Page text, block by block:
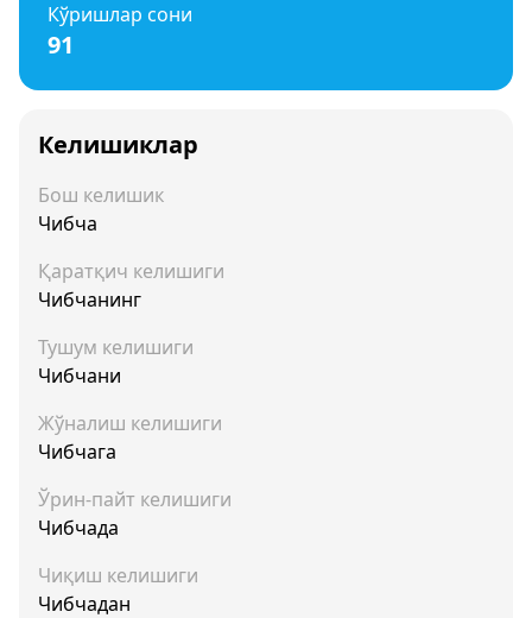
Кўришлар сони
91
Келишиклар
Бош келишик
Чибча
Қаратқич келишиги
Чибчанинг
Тушум келишиги
Чибчани
Жўналиш келишиги
Чибчага
Ўрин-пайт келишиги
Чибчада
Чиқиш келишиги
Чибчадан